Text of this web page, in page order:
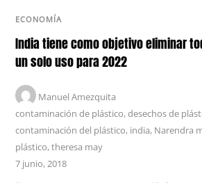
ECONOMÍA
India tiene como objetivo eliminar
un solo uso para 2022
Manuel Amezquita
contaminación de plástico,desechos de
contaminación del plástico, india, Narendra
plástico,theresa may
7 junio, 2018